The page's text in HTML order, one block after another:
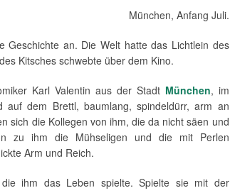
München, Anfang Juli.
Geschichte an. Die Welt hatte das Lichtlein des
Kitsches schwebte über dem Kino.
Karl Valentin aus der Stadt München, im
auf dem Brettl, baumlang, spindeldürr, arm an
sich die Kollegen von ihm, die da nicht säen und
zu ihm die Mühseligen und die mit Perlen
Arm und Reich.
ihm das Leben spielte. Spielte sie mit der